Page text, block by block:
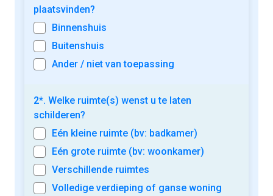
plaatsvinden?
Binnenshuis
Buitenshuis
Ander / niet van toepassing
2*. Welke ruimte(s) wenst u te laten
schilderen?
Eén kleine ruimte (bv: badkamer)
Eén grote ruimte (bv: woonkamer)
Verschillende ruimtes
Volledige verdieping of ganse woning